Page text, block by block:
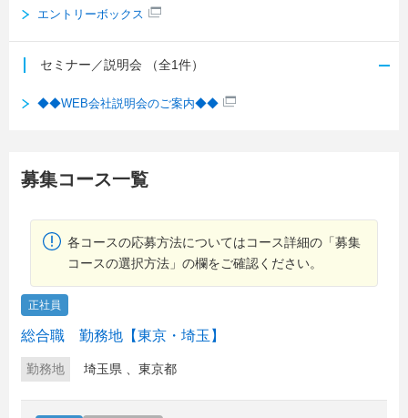
エントリーボックス
セミナー／説明会 （全1件）
◆◆WEB会社説明会のご案内◆◆
募集コース一覧
各コースの応募方法についてはコース詳細の「募集
コースの選択方法」の欄をご確認ください。
正社員
総合職 勤務地【東京・埼玉】
勤務地 埼玉県 東京都